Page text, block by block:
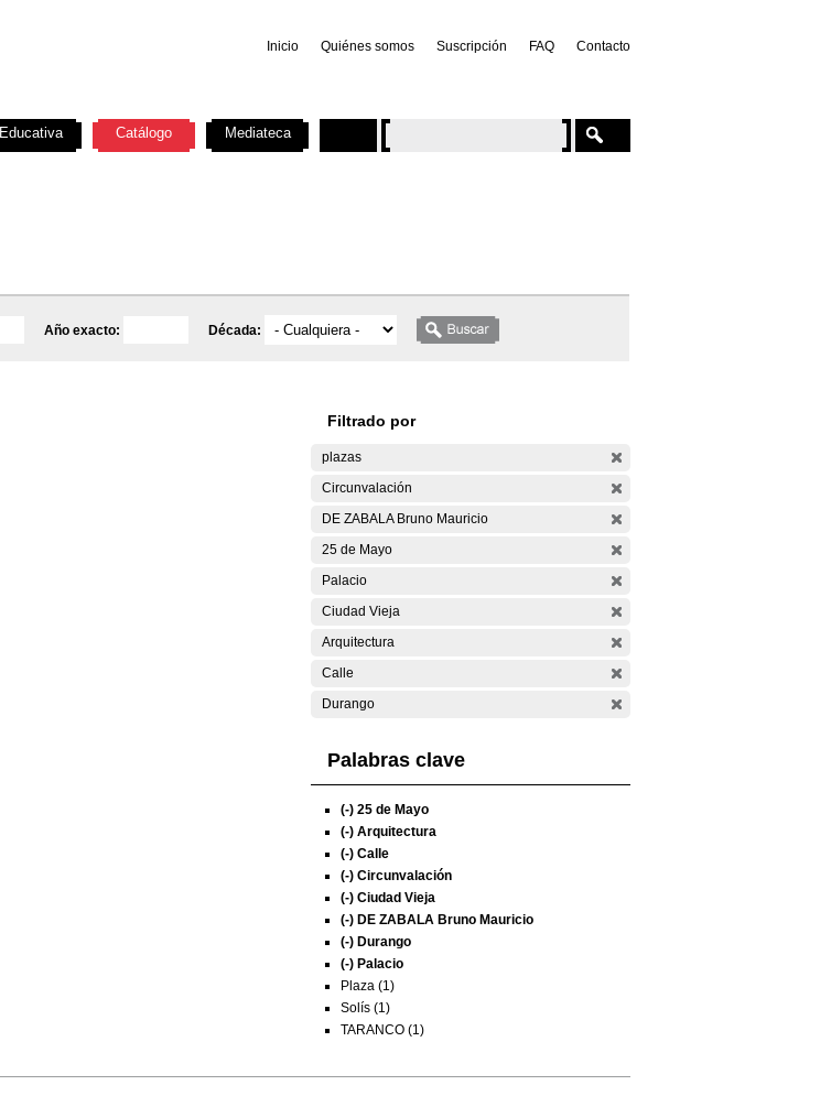
Inicio Quiénes somos Suscripción FAQ Contacto
Año exacto: Década:
Filtrado por
plazas
Circunvalación
DE ZABALA Bruno Mauricio
25 de Mayo
Palacio
Ciudad Vieja
Arquitectura
Calle
Durango
Palabras clave
(-) 25 de Mayo
(-) Arquitectura
(-) Calle
(-) Circunvalación
(-) Ciudad Vieja
(-) DE ZABALA Bruno Mauricio
(-) Durango
(-) Palacio
Plaza (1)
Solís (1)
TARANCO (1)
Educativa Catálogo Mediateca